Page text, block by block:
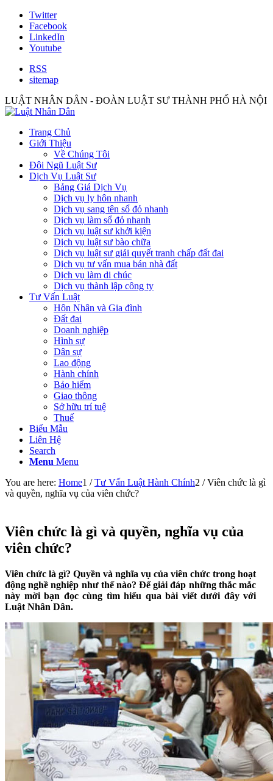
Twitter
Facebook
LinkedIn
Youtube
RSS
sitemap
LUẬT NHÂN DÂN - ĐOÀN LUẬT SƯ THÀNH PHỐ HÀ NỘI
Trang Chủ
Giới Thiệu
Về Chúng Tôi
Đội Ngũ Luật Sư
Dịch Vụ Luật Sư
Bảng Giá Dịch Vụ
Dịch vụ ly hôn nhanh
Dịch vụ sang tên sổ đỏ nhanh
Dịch vụ làm sổ đỏ nhanh
Dịch vụ luật sư khởi kiện
Dịch vụ luật sư bào chữa
Dịch vụ luật sư giải quyết tranh chấp đất đai
Dịch vụ tư vấn mua bán nhà đất
Dịch vụ làm di chúc
Dịch vụ thành lập công ty
Tư Vấn Luật
Hôn Nhân và Gia đình
Đất đai
Doanh nghiệp
Hình sự
Dân sự
Lao động
Hành chính
Bảo hiểm
Giao thông
Sở hữu trí tuệ
Thuế
Biểu Mẫu
Liên Hệ
Search
Menu Menu
You are here: Home1 / Tư Vấn Luật Hành Chính2 / Viên chức là gì
và quyền, nghĩa vụ của viên chức?
Viên chức là gì và quyền, nghĩa vụ của
viên chức?
Viên chức là gì? Quyền và nghĩa vụ của viên chức trong hoạt
động nghề nghiệp như thế nào? Để giải đáp những thắc mắc
này mời bạn đọc cùng tìm hiểu qua bài viết dưới đây với
Luật Nhân Dân.